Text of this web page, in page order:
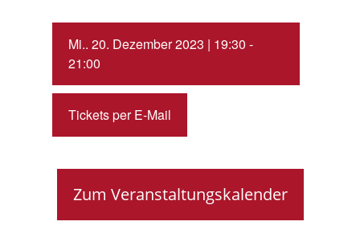
Mi.. 20. Dezember 2023 | 19:30 -
21:00
Tickets per E-Mail
Zum Veranstaltungskalender